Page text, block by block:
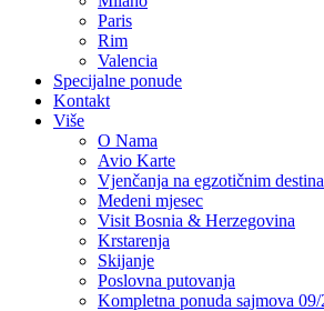
Paris
Rim
Valencia
Specijalne ponude
Kontakt
Više
O Nama
Avio Karte
Vjenčanja na egzotičnim
Medeni mjesec
Visit Bosnia & Herzegovina
Krstarenja
Skijanje
Poslovna putovanja
Kompletna ponuda sajmova